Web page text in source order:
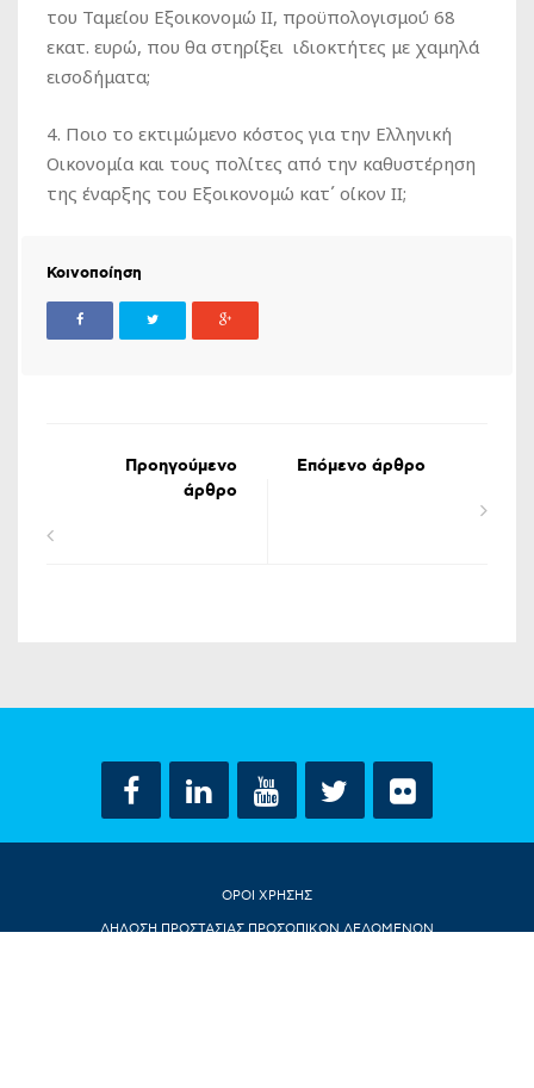
του Ταμείου Εξοικονομώ ΙΙ, προϋπολογισμού 68
εκατ. ευρώ, που θα στηρίξει ιδιοκτήτες με χαμηλά
εισοδήματα;
4. Ποιο το εκτιμώμενο κόστος για την Ελληνική
Οικονομία και τους πολίτες από την καθυστέρηση
της έναρξης του Εξοικονομώ κατ΄ οίκον ΙΙ;
Κοινοποίηση
Προηγούμενο
άρθρο
Επόμενο άρθρο
ΟΡΟΙ ΧΡΗΣΗΣ
ΔΗΛΩΣΗ ΠΡΟΣΤΑΣΙΑΣ ΠΡΟΣΩΠΙΚΩΝ ΔΕΔΟΜΕΝΩΝ